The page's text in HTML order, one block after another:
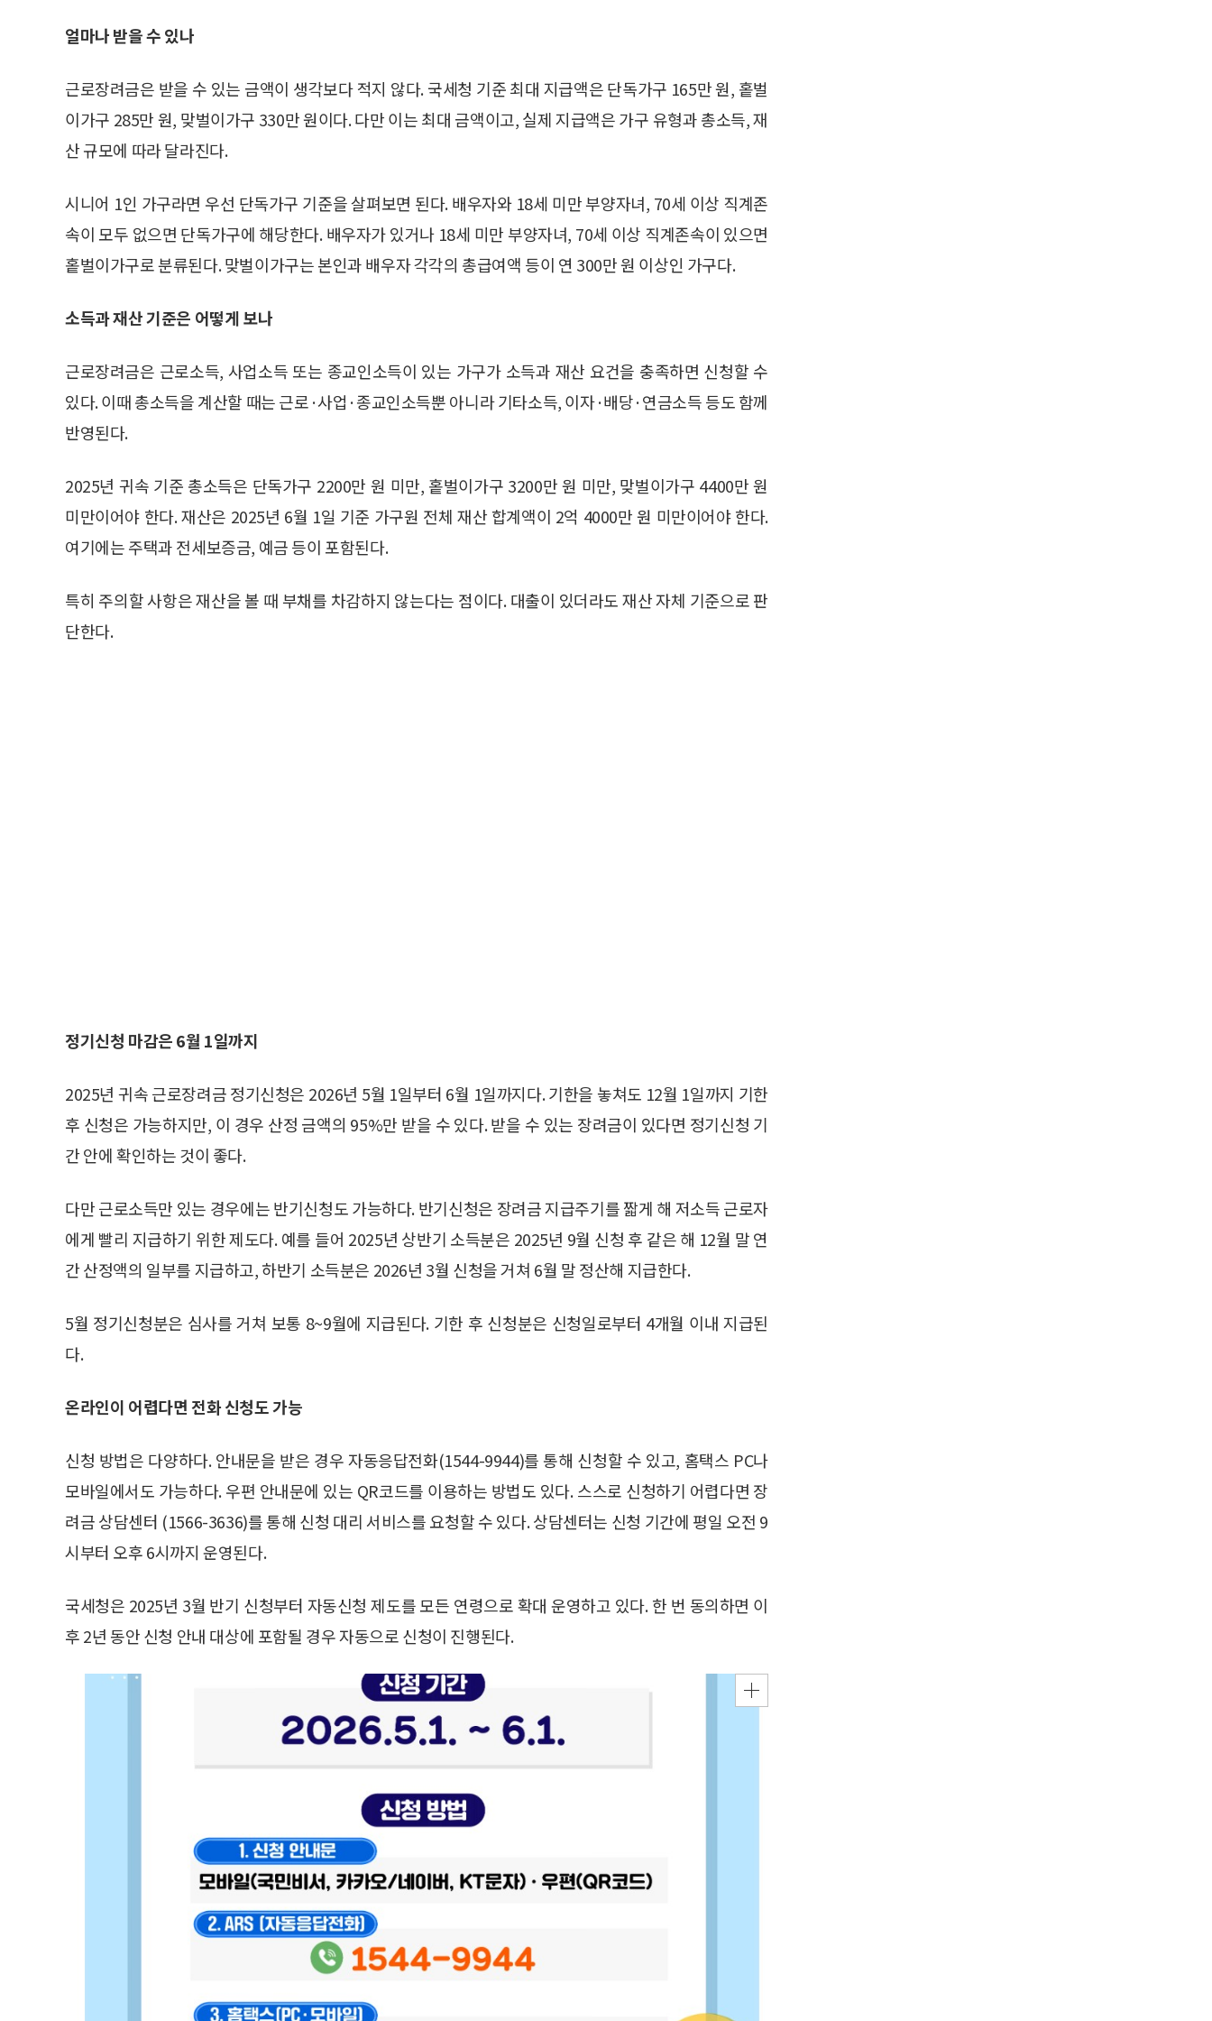
얼마나 받을 수 있나
근로장려금은 받을 수 있는 금액이 생각보다 적지 않다. 국세청 기준 최대 지급액은 단독가구 165만 원, 홑벌
이가구 285만 원, 맞벌이가구 330만 원이다. 다만 이는 최대 금액이고, 실제 지급액은 가구 유형과 총소득, 재
산 규모에 따라 달라진다.
시니어 1인 가구라면 우선 단독가구 기준을 살펴보면 된다. 배우자와 18세 미만 부양자녀, 70세 이상 직계존
속이 모두 없으면 단독가구에 해당한다. 배우자가 있거나 18세 미만 부양자녀, 70세 이상 직계존속이 있으면
홑벌이가구로 분류된다. 맞벌이가구는 본인과 배우자 각각의 총급여액 등이 연 300만 원 이상인 가구다.
소득과 재산 기준은 어떻게 보나
근로장려금은 근로소득, 사업소득 또는 종교인소득이 있는 가구가 소득과 재산 요건을 충족하면 신청할 수
있다. 이때 총소득을 계산할 때는 근로·사업·종교인소득뿐 아니라 기타소득, 이자·배당·연금소득 등도 함께
반영된다.
2025년 귀속 기준 총소득은 단독가구 2200만 원 미만, 홑벌이가구 3200만 원 미만, 맞벌이가구 4400만 원
미만이어야 한다. 재산은 2025년 6월 1일 기준 가구원 전체 재산 합계액이 2억 4000만 원 미만이어야 한다.
여기에는 주택과 전세보증금, 예금 등이 포함된다.
특히 주의할 사항은 재산을 볼 때 부채를 차감하지 않는다는 점이다. 대출이 있더라도 재산 자체 기준으로 판
단한다.
정기신청 마감은 6월 1일까지
2025년 귀속 근로장려금 정기신청은 2026년 5월 1일부터 6월 1일까지다. 기한을 놓쳐도 12월 1일까지 기한
후 신청은 가능하지만, 이 경우 산정 금액의 95%만 받을 수 있다. 받을 수 있는 장려금이 있다면 정기신청 기
간 안에 확인하는 것이 좋다.
다만 근로소득만 있는 경우에는 반기신청도 가능하다. 반기신청은 장려금 지급주기를 짧게 해 저소득 근로자
에게 빨리 지급하기 위한 제도다. 예를 들어 2025년 상반기 소득분은 2025년 9월 신청 후 같은 해 12월 말 연
간 산정액의 일부를 지급하고, 하반기 소득분은 2026년 3월 신청을 거쳐 6월 말 정산해 지급한다.
5월 정기신청분은 심사를 거쳐 보통 8~9월에 지급된다. 기한 후 신청분은 신청일로부터 4개월 이내 지급된
다.
온라인이 어렵다면 전화 신청도 가능
신청 방법은 다양하다. 안내문을 받은 경우 자동응답전화(1544-9944)를 통해 신청할 수 있고, 홈택스 PC나
모바일에서도 가능하다. 우편 안내문에 있는 QR코드를 이용하는 방법도 있다. 스스로 신청하기 어렵다면 장
려금 상담센터 (1566-3636)를 통해 신청 대리 서비스를 요청할 수 있다. 상담센터는 신청 기간에 평일 오전 9
시부터 오후 6시까지 운영된다.
국세청은 2025년 3월 반기 신청부터 자동신청 제도를 모든 연령으로 확대 운영하고 있다. 한 번 동의하면 이
후 2년 동안 신청 안내 대상에 포함될 경우 자동으로 신청이 진행된다.